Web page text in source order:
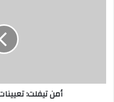
أمن تيفلت: